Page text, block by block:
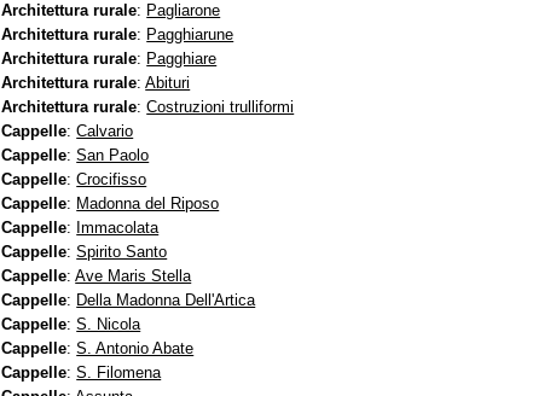
Architettura rurale: Pagliarone
Architettura rurale: Pagghiarune
Architettura rurale: Pagghiare
Architettura rurale:Abituri
Architettura rurale:Costruzioni trulliformi
Cappelle:Calvario
Cappelle:San Paolo
Cappelle:Crocifisso
Cappelle: Madonna del Riposo
Cappelle: Immacolata
Cappelle:Spirito Santo
Cappelle:Ave Maris Stella
Cappelle: Della Madonna Dell'Artica
Cappelle:S. Nicola
Cappelle:S. Antonio Abate
Cappelle:S. Filomena